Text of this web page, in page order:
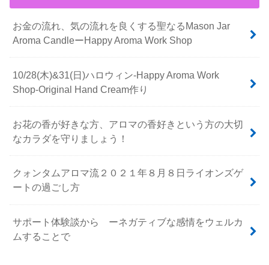
お金の流れ、気の流れを良くする聖なるMason Jar
Aroma CandleーHappy Aroma Work Shop
10/28(木)&31(日)ハロウィン-Happy Aroma Work
Shop-Original Hand Cream作り
お花の香が好きな方、アロマの香好きという方の大切
なカラダを守りましょう！
クォンタムアロマ流２０２１年８月８日ライオンズゲ
ートの過ごし方
サポート体験談から ーネガティブな感情をウェルカ
ムすることで